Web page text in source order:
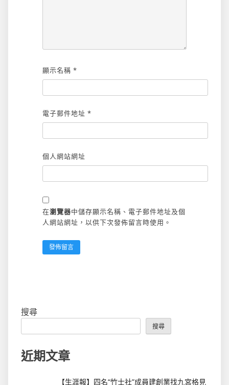
顯示名稱 *
電子郵件地址 *
個人網站網址
在瀏覽器中儲存顯示名稱、電子郵件地址及個
人網站網址，以供下次發佈留言時使用。
搜尋
搜尋
近期文章
【生涯報】四名“竹士社”成員建創業找九宮格見